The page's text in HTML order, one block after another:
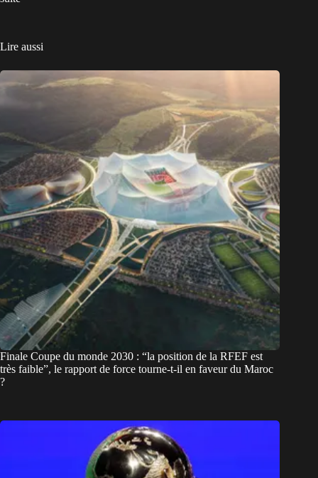
Lire aussi
Finale Coupe du monde 2030 : “la position de la RFEF est
très faible”, le rapport de force tourne-t-il en faveur du Maroc
?